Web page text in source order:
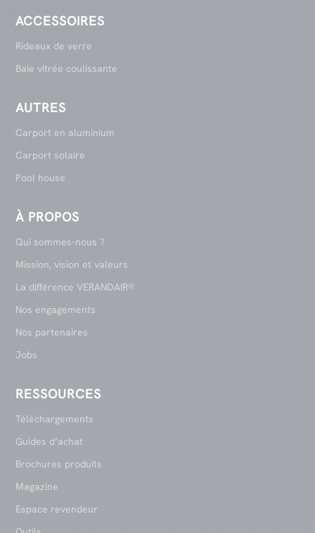
ACCESSOIRES
Rideaux de verre
Baie vitrée coulissante
AUTRES
Carport en aluminium
Carport solaire
Pool house
À PROPOS
Qui sommes-nous ?
Mission, vision et valeurs
La différence VERANDAIR®
Nos engagements
Nos partenaires
Jobs
RESSOURCES
Téléchargements
Guides d’achat
Brochures produits
Magazine
Espace revendeur